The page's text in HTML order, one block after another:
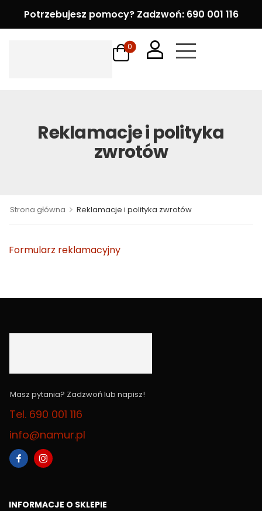
Potrzebujesz pomocy? Zadzwoń: 690 001 116
0
Reklamacje i polityka
zwrotów
Strona główna > Reklamacje i polityka zwrotów
Formularz reklamacyjny
Masz pytania? Zadzwoń lub napisz!
Tel. 690 001 116
info@namur.pl
INFORMACJE O SKLEPIE